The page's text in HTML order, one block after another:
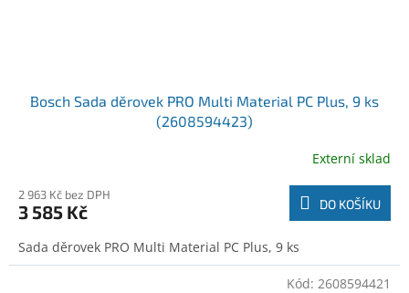
Bosch Sada děrovek PRO Multi Material PC Plus, 9 ks
(2608594423)
Externí sklad
2 963 Kč bez DPH
3 585 Kč DO KOŠÍKU
Sada děrovek PRO Multi Material PC Plus, 9 ks
Kód: 2608594421